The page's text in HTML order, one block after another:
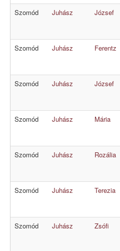
Szomód Juhász József
Szomód Juhász Ferentz
Szomód Juhász József
Szomód Juhász Mária
Szomód Juhász Rozália
Szomód Juhász Terezia
Szomód Juhász Zsófi